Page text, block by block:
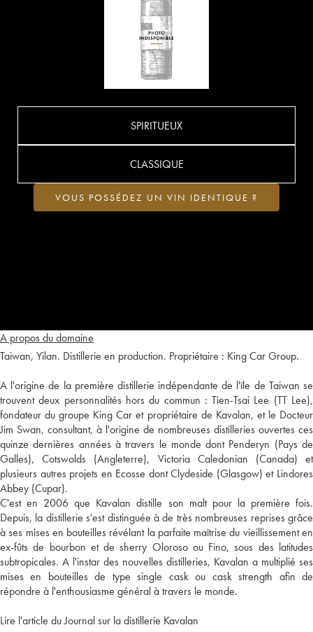
A propos du domaine
Taiwan, Yilan. Distillerie en production. Propriétaire : King Car Group.
A l'origine de la première distillerie indépendante de l'île de Taiwan se
trouvent deux personnalités hors du commun : Tien-Tsai Lee (TT Lee),
fondateur du groupe King Car et propriétaire de Kavalan, et le Docteur
Jim Swan, consultant, à l'origine de nombreuses distilleries ouvertes ces
quinze dernières années à travers le monde dont Penderyn (Pays de
Galles), Cotswolds (Angleterre), Victoria Caledonian (Canada) et
plusieurs autres projets en Ecosse dont Clydeside (Glasgow) et Lindores
Abbey (Cupar).
C'est en 2006 que Kavalan distille son malt pour la première fois.
Depuis, la distillerie s'est distinguée à de très nombreuses reprises grâce
à ses mises en bouteilles révélant la parfaite maîtrise du vieillissement en
ex-fûts de bourbon et de sherry Oloroso ou Fino, sous des latitudes
subtropicales. A l'instar des nouvelles distilleries, Kavalan a multiplié ses
mises en bouteilles de type single cask ou cask strength afin de
répondre à l'enthousiasme général à travers le monde.
Lire l'article du Journal sur la distillerie Kavalan
SPIRITUEUX
CLASSIQUE
VOUS POSSÉDEZ UN VIN IDENTIQUE ?